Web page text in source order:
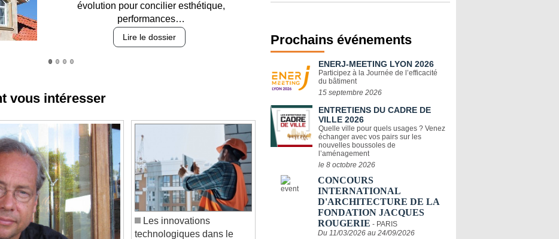
des revêtements et intégration…
Lire le dossier
Les innovations
technologiques dans le
BTP : BIM et au-delà
Prochains événements
ENERJ-MEETING LYON 2026
Participez à la Journée de l’efficacité
du bâtiment
15 septembre 2026
ENTRETIENS DU CADRE DE
VILLE 2026
Quelle ville pour quels usages ? Venez
échanger avec vos pairs sur les
nouvelles boussoles de
l’aménagement
le 8 octobre 2026
CONCOURS
INTERNATIONAL
D'ARCHITECTURE DE LA
FONDATION JACQUES
ROUGERIE - PARIS
Du 11/03/2026 au 24/09/2026